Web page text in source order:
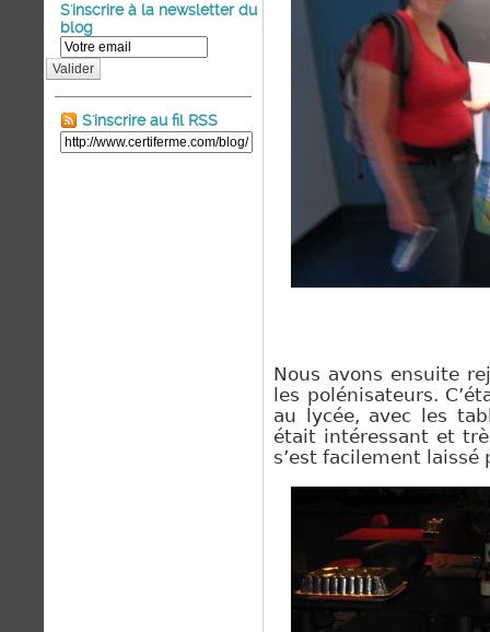
S'inscrire à la newsletter du
blog
Valider
S'inscrire au fil RSS
Nous avons ensuite
les polénisateurs.
au lycée, avec les
était intéressant et
s’est facilement laissé